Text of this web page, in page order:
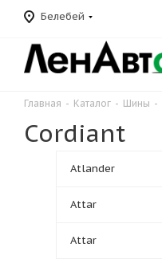
Белебей
Главная - Каталог - Шины -
Cordiant
Atlander
Attar
Attar